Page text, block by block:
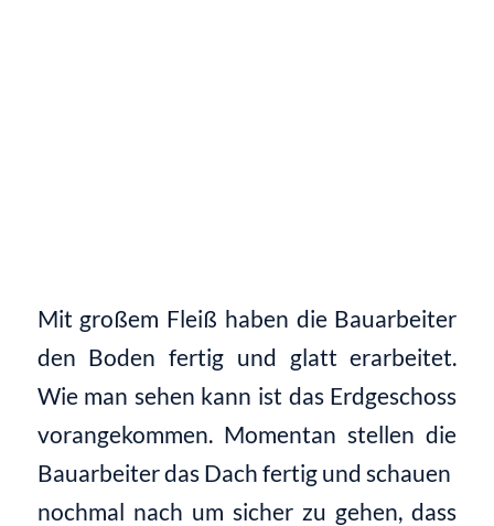
Mit großem Fleiß haben die Bauarbeiter
den Boden fertig und glatt erarbeitet.
Wie man sehen kann ist das Erdgeschoss
vorangekommen. Momentan stellen die
Bauarbeiter das Dach fertig und schauen
nochmal nach um sicher zu gehen, dass